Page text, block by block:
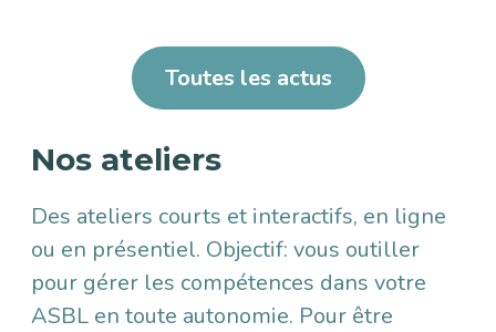
Toutes les actus
Nos ateliers
Des ateliers courts et interactifs, en ligne
ou en présentiel. Objectif: vous outiller
pour gérer les compétences dans votre
ASBL en toute autonomie. Pour être